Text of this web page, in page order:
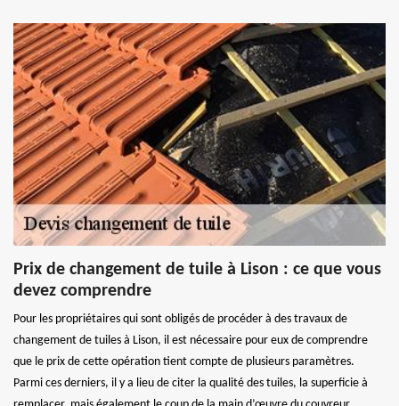
Prix de changement de tuile à Lison : ce que vous
devez comprendre
Pour les propriétaires qui sont obligés de procéder à des travaux de
changement de tuiles à Lison, il est nécessaire pour eux de comprendre
que le prix de cette opération tient compte de plusieurs paramètres.
Parmi ces derniers, il y a lieu de citer la qualité des tuiles, la superficie à